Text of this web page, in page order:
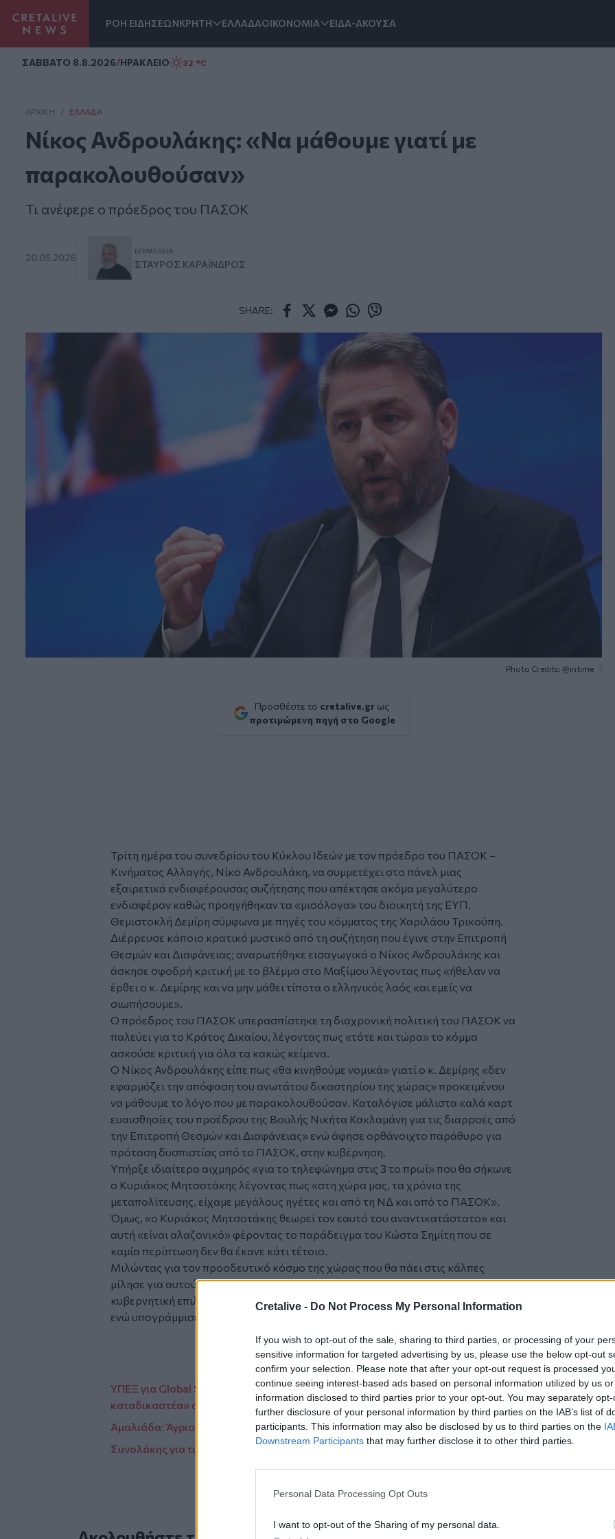
Cretalive - Do Not Process My Personal Information
If you wish to opt-out of the sale, sharing to third parties, or processing of your
sensitive information for targeted advertising by us, please use the below opt-out
confirm your selection. Please note that after your opt-out request is processed
continue seeing interest-based ads based on personal information utilized by us
information disclosed to third parties prior to your opt-out. You may separately
further disclosure of your personal information by third parties on the IAB’s list of
participants. This information may also be disclosed by us to third parties on the
Downstream Participants that may further disclose it to other third parties.
Personal Data Processing Opt Outs
I want to opt-out of the Sharing of my personal data.
ΡΟΗ ΕΙΔΗΣΕΩΝΚΡΗΤΗ ΕΛΛΑΔΑΟΙΚΟΝΟΜΙΑ ΕΙΔΑ-ΑΚΟΥΣΑ
ΣAΒΒΑΤΟ 8.8.2026/ΗΡΑΚΛΕΙΟ 32 °C
ΑΡΧΙΚΗ / ΕΛΛΆΔΑ
Νίκος Ανδρουλάκης: «Να μάθουμε γιατί με
παρακολουθούσαν»
Τι ανέφερε ο πρόεδρος του ΠΑΣΟΚ
20.05.2026
ΕΠΙΜΈΛΕΙΑ:
ΣΤΑΎΡΟΣ ΚΑΡΑΪ́ΝΔΡΟΣ
SHARE:
Photo Credits: @intime
Προσθέστε το cretalive.gr ως
προτιμώμενη πηγή στο Google
Τρίτη ημέρα του συνεδρίου του Κύκλου Ιδεών με τον πρόεδρο του ΠΑΣΟΚ –
Κινήματος Αλλαγής, Νίκο Ανδρουλάκη, να συμμετέχει στο πάνελ μιας
εξαιρετικά ενδιαφέρουσας συζήτησης που απέκτησε ακόμα μεγαλύτερο
ενδιαφέρον καθώς προηγήθηκαν τα «μισόλογα» του διοικητή της ΕΥΠ,
Θεμιστοκλή Δεμίρη σύμφωνα με πηγές του κόμματος της Χαριλάου Τρικούπη.
Διέρρευσε κάποιο κρατικό μυστικό από τη συζήτηση που έγινε στην Επιτροπή
Θεσμών και Διαφάνειας; αναρωτήθηκε εισαγωγικά ο Νίκος Ανδρουλάκης και
άσκησε σφοδρή κριτική με το βλέμμα στο Μαξίμου λέγοντας πως «ήθελαν να
έρθει ο κ. Δεμίρης και να μην μάθει τίποτα ο ελληνικός λαός και εμείς να
σιωπήσουμε».
Ο πρόεδρος του ΠΑΣΟΚ υπερασπίστηκε τη διαχρονική πολιτική του ΠΑΣΟΚ να
παλεύει για το Κράτος Δικαίου, λέγοντας πως «τότε και τώρα» το κόμμα
ασκούσε κριτική για όλα τα κακώς κείμενα.
Ο Νίκος Ανδρουλάκης είπε πως «θα κινηθούμε νομικά» γιατί ο κ. Δεμίρης «δεν
εφαρμόζει την απόφαση του ανωτάτου δικαστηρίου της χώρας» προκειμένου
να μάθουμε το λόγο που με παρακολουθούσαν. Καταλόγισε μάλιστα «αλά καρτ
ευαισθησίες του προέδρου της Βουλής Νικήτα Κακλαμάνη για τις διαρροές από
την Επιτροπή Θεσμών και Διαφάνειας» ενώ άφησε ορθάνοιχτο παράθυρο για
πρόταση δυσπιστίας από το ΠΑΣΟΚ, στην κυβέρνηση.
Υπήρξε ιδιαίτερα αιχμηρός «για το τηλεφώνημα στις 3 το πρωί» που θα σήκωνε
ο Κυριάκος Μητσοτάκης λέγοντας πως «στη χώρα μας, τα χρόνια της
μεταπολίτευσης, είχαμε μεγάλους ηγέτες και από τη ΝΔ και από το ΠΑΣΟΚ».
Όμως, «ο Κυριάκος Μητσοτάκης θεωρεί τον εαυτό του αναντικατάστατο» και
αυτή «είναι αλαζονικό» φέροντας το παράδειγμα του Κώστα Σημίτη που σε
καμία περίπτωση δεν θα έκανε κάτι τέτοιο.
Μιλώντας για τον προοδευτικό κόσμο της χώρας που θα πάει στις κάλπες
μίλησε για αυτούς που θα πάνε να διαμαρτυρηθούν και σε αυτούς που κάνουν
κυβερνητική επιλογή λέγοντας πως το ΠΑΣΟΚ είναι «η κυβερνητική επιλογή»,
ενώ υπογράμμισε πως «η ΝΔ είναι αμετανόητη και πάει τη χώρα πίσω».
ΥΠΕΞ για Global Sumud Flotilla: Διάβημα στο Ισραήλ για «απαράδεκτη και
καταδικαστέα» συμπεριφορά υπουργού
Αμαλιάδα: Άγριος ξυλοδαρμός 13χρονης από δυο συμμαθήτριές της
Συνολάκης για τις οσμές στην Αττική: «Αυτό είναι που με ανησυχεί...»